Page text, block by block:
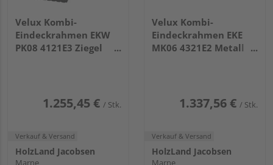
Velux Kombi-
Eindeckrahmen EKW
PK08 4121E3 Ziegel
1.255,45 € / Stk.
Verkauf & Versand
HolzLand Jacobsen
Marne
Velux Kombi-
Eindeckrahmen EKE
MK06 4321E2 Metall
1.337,56 € / Stk.
Verkauf & Versand
HolzLand Jacobsen
Marne